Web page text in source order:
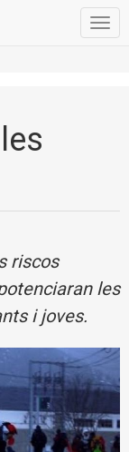
riscos
les
i joves.